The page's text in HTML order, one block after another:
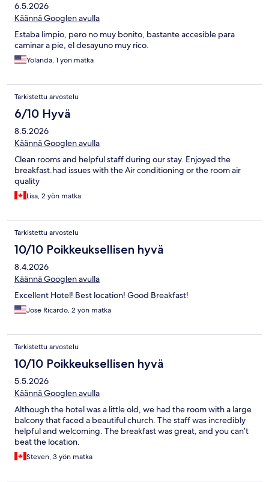
6.5.2026
Käännä Googlen avulla
Estaba limpio, pero no muy bonito, bastante accesible para
caminar a pie, el desayuno muy rico.
Yolanda, 1 yön matka
Tarkistettu arvostelu
6/10 Hyvä
8.5.2026
Käännä Googlen avulla
Clean rooms and helpful staff during our stay. Enjoyed the
breakfast.had issues with the Air conditioning or the room air
quality
Lisa, 2 yön matka
Tarkistettu arvostelu
10/10 Poikkeuksellisen hyvä
8.4.2026
Käännä Googlen avulla
Excellent Hotel! Best location! Good Breakfast!
Jose Ricardo, 2 yön matka
Tarkistettu arvostelu
10/10 Poikkeuksellisen hyvä
5.5.2026
Käännä Googlen avulla
Although the hotel was a little old, we had the room with a large
balcony that faced a beautiful church. The staff was incredibly
helpful and welcoming. The breakfast was great, and you can’t
beat the location.
Steven, 3 yön matka